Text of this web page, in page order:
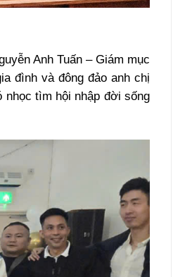
Anh Tuấn – Giám mục
đình và đông đảo anh chị
nhọc tìm hội nhập đời sống